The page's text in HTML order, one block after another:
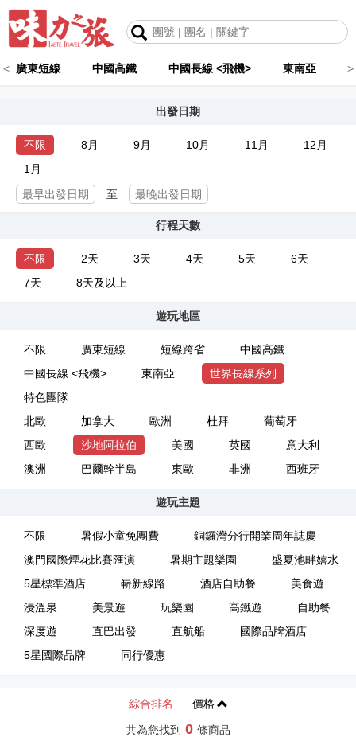
< 廣東短線 中國高鐵 中國長線 <飛機> 東南亞 >
出發日期
不限 8月 9月 10月 11月
12月
1月
至
行程天數
不限 2天 3天 4天 5天
6天
7天
8天及以上
遊玩地區
不限 廣東短線 短線跨省
中國高鐵
中國長線 <飛機>
東南亞
世界長線系列
特色團隊
北歐
加拿大 歐洲 杜拜
葡萄牙
西歐
沙地阿拉伯 美國 英國
意大利
澳洲
巴爾幹半島 東歐 非洲 西班牙
遊玩主題
不限 暑假小童免團費
銅鑼灣分行開業周年誌慶
澳門國際煙花比賽匯演
暑期主題樂園
盛夏池畔嬉水
5星標準酒店
嶄新線路 酒店自助餐
美食遊
浸溫泉
美景遊 玩樂園 高鐵遊
自助餐
深度遊
直巴出發 直航船
國際品牌酒店
5星國際品牌
同行優惠
綜合排名 價格
共為您找到 0 條商品